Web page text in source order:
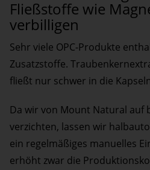
Fließstoffe wie
verbilligen
Sehr viele OPC-Produkte
Zusatzstoffe.
fließt nur schwer in die
Da wir von Mount Natural auf
verzichten, lassen wir
ein regelmäßiges manuelles
erhöht zwar die